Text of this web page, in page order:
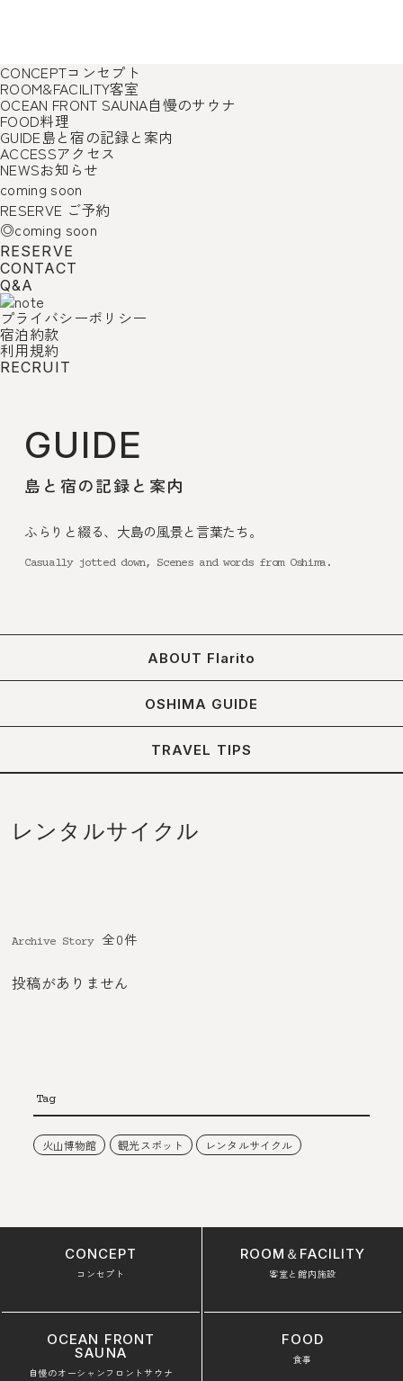
CONCEPTコンセプト
ROOM&FACILITY客室
OCEAN FRONT SAUNA自慢のサウナ
FOOD料理
GUIDE島と宿の記録と案内
ACCESSアクセス
NEWSお知らせ
coming soon
RESERVE ご予約
◎coming soon
RESERVE
CONTACT
Q&A
プライバシーポリシー
宿泊約款
利用規約
RECRUIT
GUIDE
島と宿の記録と案内
ふらりと綴る、大島の風景と言葉たち。
Casually jotted down, Scenes and words from Oshima.
ABOUT Flarito
OSHIMA GUIDE
TRAVEL TIPS
レンタルサイクル
Archive Story 全0件
投稿がありません
Tag
火山博物館 観光スポット レンタルサイクル
CONCEPT
コンセプト
ROOM＆FACILITY
客室と館内施設
OCEAN FRONT
SAUNA
自慢のオーシャンフロントサウナ
FOOD
食事